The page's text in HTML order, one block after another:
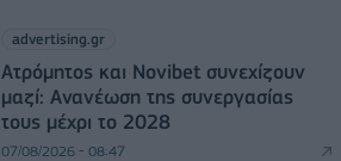
advertising.gr
Ατρόμητος και Novibet συνεχίζουν
μαζί: Ανανέωση της συνεργασίας
τους μέχρι το 2028
07/08/2026 - 08:47